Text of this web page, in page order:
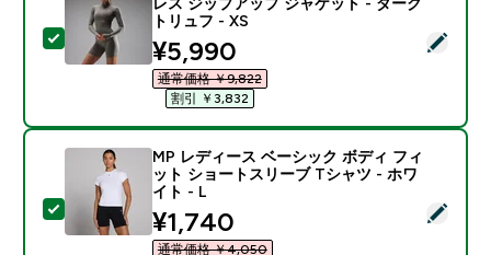
この商品を選択 - MP ウィメンズ テンポ ウルトラ
トリュフ - XS
discounted price
¥5,990‎
通常価格 ￥9,822‎
割引 ￥3,832‎
この商品を選択 - MP レディース ベーシック ボディ
MP レディース ベーシック ボディ フィ
ット ショートスリーブ Tシャツ - ホワ
イト - L
discounted price
¥1,740‎
通常価格 ￥4,050‎